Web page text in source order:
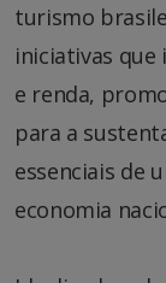
turismo
iniciativas que
e renda,
para a
essenciais de
economia